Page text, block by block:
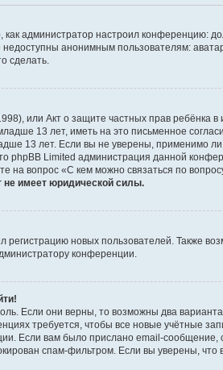
как администратор настроил
анонимным пользователям:
сделать.
или Акт о защите частных прав
13 лет, иметь на это письменное
13 лет. Если вы не уверены, применимо
phpBB Limited администрация данной
на вопрос «С кем можно связаться по
не имеет юридической силы.
новых пользователей. Также
конференции.
Если они верны, то возможны два
требуется, чтобы все новые учётные
Если вам было прислано email-
спам-фильтром. Если вы уверены,